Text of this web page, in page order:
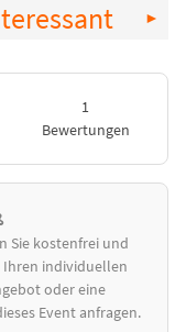
1
Bewertungen
Sie kostenfrei und
individuellen
oder eine
Event anfragen.